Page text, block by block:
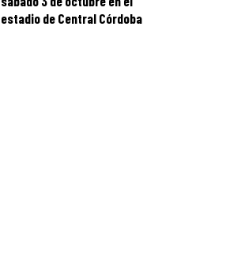
estadio de Central Córdoba